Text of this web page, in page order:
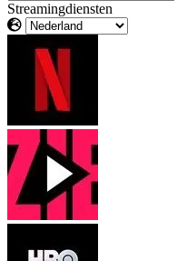
Streamingdiensten